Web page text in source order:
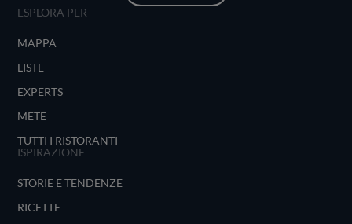
ESPLORA PER
MAPPA
LISTE
EXPERTS
METE
TUTTI I RISTORANTI
ISPIRAZIONE
STORIE E TENDENZE
RICETTE